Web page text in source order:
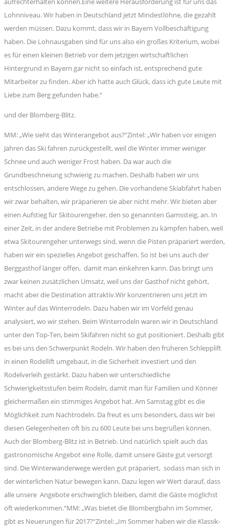
Lohnniveau. Wir haben in Deutschland jetzt Mindestlöhne, die gezahlt
werden müssen. Dazu kommt, dass wir in Bayern Vollbeschäftigung
haben. Die Lohnausgaben sind für uns also ein großes Kriterium, wobei
es für einen kleinen Betrieb vor dem jetzigen wirtschaftlichen
Hintergrund in Bayern gar nicht so einfach ist, entsprechend gute
Mitarbeiter zu finden. Aber ich hatte auch Glück, dass ich gute Leute mit
Liebe zum Berg gefunden habe.“
und der Blomberg-Blitz.
MM: „Wie sieht das Winterangebot aus?“Zintel: „Wir haben vor einigen
Jahren das Ski fahren zurückgestellt, weil die Winter immer weniger
Schnee und auch weniger Frost haben. Da war auch die
Grundbeschneiung schwierig zu machen. Deshalb haben wir uns
entschlossen, andere Wege zu gehen. Die vorhandene Skiabfahrt haben
wir zwar behalten, wir präparieren sie aber nicht mehr. Wir bieten aber
einen Aufstieg für Skitourengeher, den so genannten Gamssteig, an. In
einer Zeit, in der andere Betriebe mit Problemen zu kämpfen haben, weil
etwa Skitourengeher unterwegs sind, wenn die Pisten präpariert werden,
haben wir ein spezielles Angebot geschaffen. So ist bei uns auch der
Berggasthof länger offen, damit man einkehren kann. Das bringt uns
zwar keinen zusätzlichen Umsatz, weil uns der Gasthof nicht gehört,
macht aber die Destination attraktiv.Wir konzentrieren uns jetzt im
Winter auf das Winterrodeln. Dazu haben wir im Vorfeld genau
analysiert, wo wir stehen. Beim Winterrodeln waren wir in Deutschland
unter den Top-Ten, beim Skifahren nicht so gut positioniert. Deshalb gibt
es bei uns den Schwerpunkt Rodeln. Wir haben den früheren Schlepplift
in einen Rodellift umgebaut, in die Sicherheit investiert und den
Rodelverleih gestärkt. Dazu haben wir unterschiedliche
Schwierigkeitsstufen beim Rodeln, damit man für Familien und Könner
gleichermaßen ein stimmiges Angebot hat. Am Samstag gibt es die
Möglichkeit zum Nachtrodeln. Da freut es uns besonders, dass wir bei
diesen Gelegenheiten oft bis zu 600 Leute bei uns begrüßen können.
Auch der Blomberg-Blitz ist in Betrieb. Und natürlich spielt auch das
gastronomische Angebot eine Rolle, damit unsere Gäste gut versorgt
sind. Die Winterwanderwege werden gut präpariert, sodass man sich in
der winterlichen Natur bewegen kann. Dazu legen wir Wert darauf, dass
alle unsere Angebote erschwinglich bleiben, damit die Gäste möglichst
oft wiederkommen.“MM: „Was bietet die Blombergbahn im Sommer,
gibt es Neuerungen für 2017?“Zintel: „Im Sommer haben wir die Klassik-